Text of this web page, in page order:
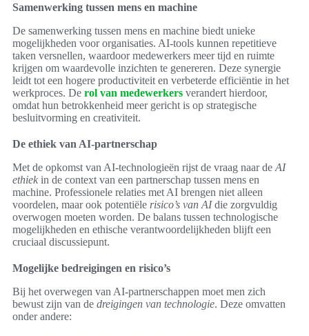
Samenwerking tussen mens en machine
De samenwerking tussen mens en machine biedt unieke
mogelijkheden voor organisaties. AI-tools kunnen repetitieve
taken versnellen, waardoor medewerkers meer tijd en ruimte
krijgen om waardevolle inzichten te genereren. Deze synergie
leidt tot een hogere productiviteit en verbeterde efficiëntie in het
werkproces. De rol van medewerkers verandert hierdoor,
omdat hun betrokkenheid meer gericht is op strategische
besluitvorming en creativiteit.
De ethiek van AI-partnerschap
Met de opkomst van AI-technologieën rijst de vraag naar de AI
ethiek in de context van een partnerschap tussen mens en
machine. Professionele relaties met AI brengen niet alleen
voordelen, maar ook potentiële risico’s van AIdie zorgvuldig
overwogen moeten worden. De balans tussen technologische
mogelijkheden en ethische verantwoordelijkheden blijft een
cruciaal discussiepunt.
Mogelijke bedreigingen en risico’s
Bij het overwegen van AI-partnerschappen moet men zich
bewust zijn van de dreigingen van technologie. Deze omvatten
onder andere: